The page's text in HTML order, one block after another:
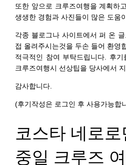
또한 앞으로 크루즈여행을 계획하
생생한 경험과 사진들이 많은 도움
각종 블로그나 사이트에서 퍼 온
접 올려주시는것을 두손 들어 환영
적극적인 참여 부탁드립니다. 후
크루즈여행시 선상팁을 당사에서
감사합니다.
(후기작성은 로그인 후 사용가능합
코스타 네로
중일 크루즈